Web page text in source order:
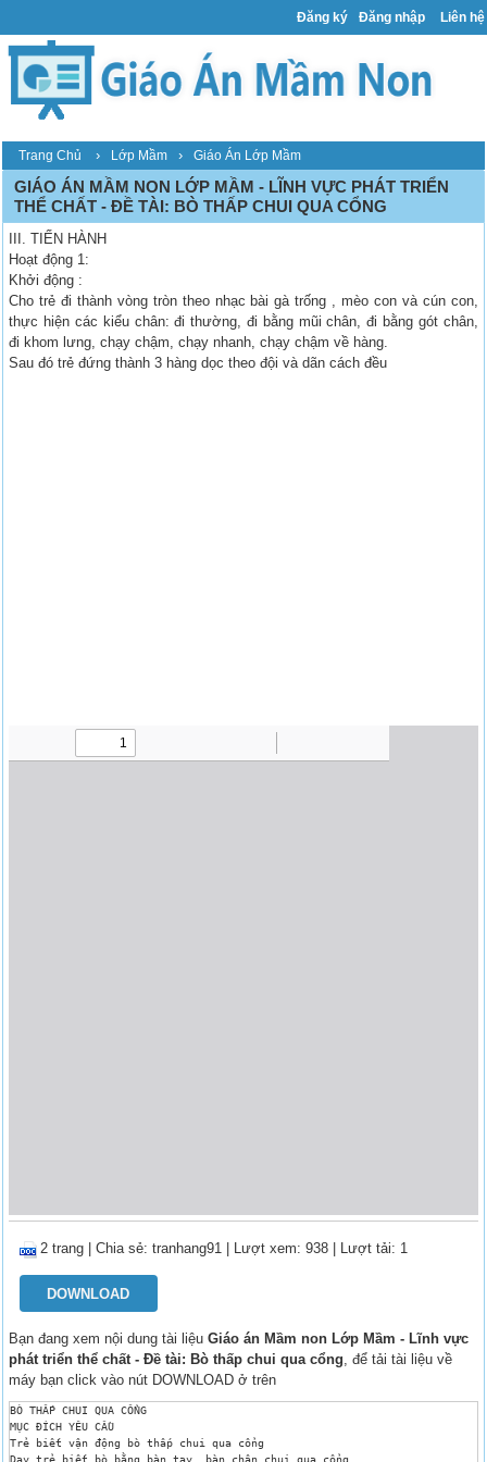
Đăng ký Đăng nhập Liên hệ
Trang Chủ › Lớp Mầm › Giáo Án Lớp Mầm
GIÁO ÁN MẦM NON LỚP MẦM - LĨNH VỰC PHÁT TRIỂN
THỂ CHẤT - ĐỀ TÀI: BÒ THẤP CHUI QUA CỔNG
III. TIẾN HÀNH
Hoạt động 1:
Khởi động :
Cho trẻ đi thành vòng tròn theo nhạc bài gà trống , mèo con và cún con,
thực hiện các kiểu chân: đi thường, đi bằng mũi chân, đi bằng gót chân,
đi khom lưng, chạy chậm, chạy nhanh, chạy chậm về hàng.
Sau đó trẻ đứng thành 3 hàng dọc theo đội và dãn cách đều
2 trang |Chia sẻ:tranhang91 | Lượt xem: 938 | Lượt tải: 1
DOWNLOAD
Bạn đang xem nội dung tài liệuGiáo án Mầm non Lớp Mầm - Lĩnh vực
phát triển thể chất - Đề tài: Bò thấp chui qua cổng, để tải tài liệu về
máy bạn click vào nút DOWNLOAD ở trên
BÒ THẤP CHUI QUA CỔNG
MỤC ĐÍCH YÊU CẦU
Trẻ biết vận động bò thấp chui qua cổng